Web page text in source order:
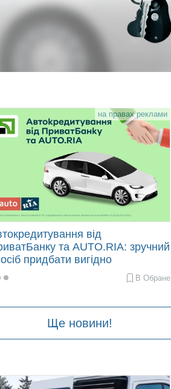
на правах реклами
від
та AUTO.RIA: зручний
придбати вигідно
В Обране
Ще новини!